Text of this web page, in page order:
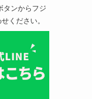
タンからフジ
ください。